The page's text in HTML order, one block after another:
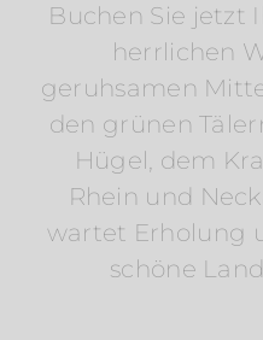
Buchen Sie jetzt
herrlichen
geruhsamen
den grünen
Hügel, dem
Rhein und
wartet Erholung
schöne